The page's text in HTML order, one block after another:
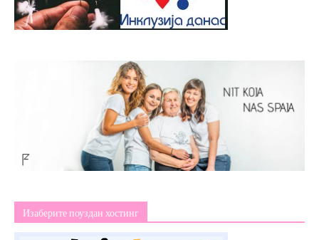
Изаберите поуздан хостинг